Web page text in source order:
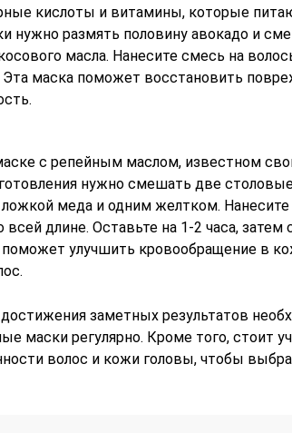
кислоты и витамины, которые
нужно размять половину авокадо и
масла. Нанесите смесь на
Эта маска поможет восстановить
с репейным маслом, известном
нужно смешать две
меда и одним желтком.
всей длине. Оставьте на 1-2 часа, затем
улучшить кровообращение в
заметных результатов
маски регулярно. Кроме того, стоит
волос и кожи головы, чтобы